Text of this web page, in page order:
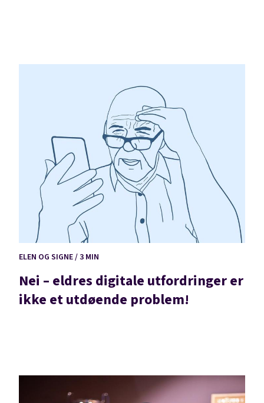
ELEN OG SIGNE / 3 MIN
Nei – eldres digitale utfordringer er
ikke et utdøende problem!